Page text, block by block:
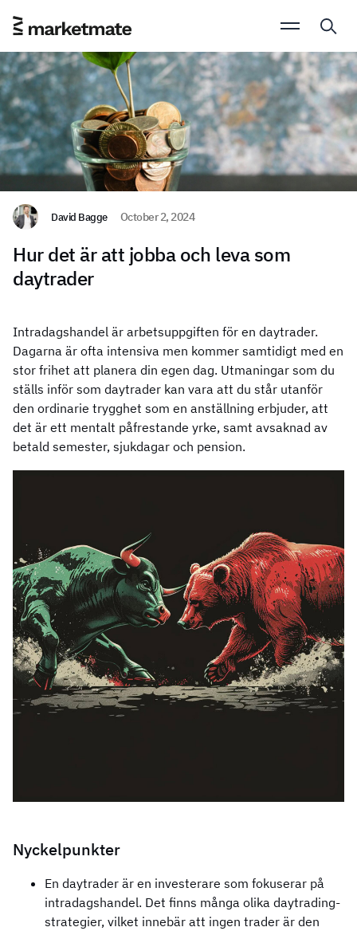
David Bagge October 2, 2024
Hur det är att jobba och leva som
daytrader
Intradagshandel är arbetsuppgiften för en daytrader.
Dagarna är ofta intensiva men kommer samtidigt med en
stor frihet att planera din egen dag. Utmaningar som du
ställs inför som daytrader kan vara att du står utanför
den ordinarie trygghet som en anställning erbjuder, att
det är ett mentalt påfrestande yrke, samt avsaknad av
betald semester, sjukdagar och pension.
Nyckelpunkter
En daytrader är en investerare som fokuserar på
intradagshandel. Det finns många olika daytrading-
strategier, vilket innebär att ingen trader är den